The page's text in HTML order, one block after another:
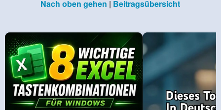
Nach oben gehen | Beitragsübersicht